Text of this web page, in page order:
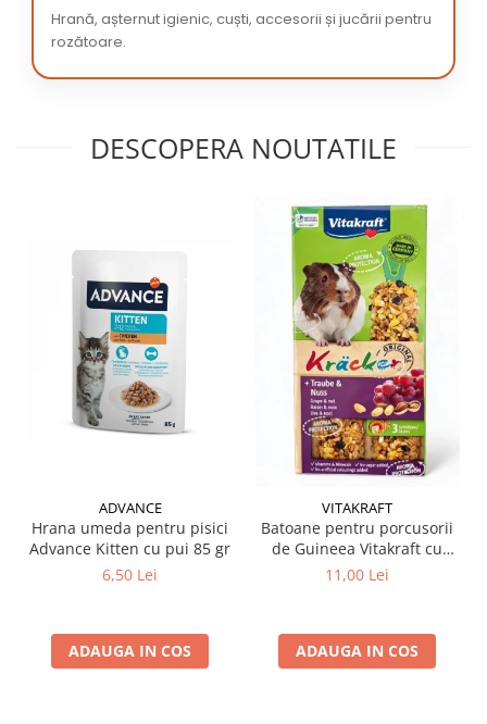
Hrană, așternut igienic, cuști, accesorii și jucării pentru
rozătoare.
DESCOPERA NOUTATILE
ADVANCE
Hrana umeda pentru pisici
Advance Kitten cu pui 85 gr
6,50 Lei
ADAUGA IN COS
VITAKRAFT
Batoane pentru porcusorii
de Guineea Vitakraft cu
struguri & nuci 2 buc
11,00 Lei
ADAUGA IN COS